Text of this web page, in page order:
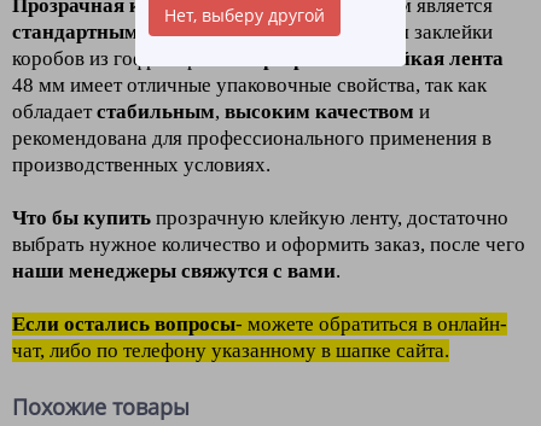
Нет, выберу другой
Прозрачная клейкая лента
шириной 48 мм является
стандартным инаиболее популярным
для заклейки
коробов из гофрокартона.
Прозрачная клейкая лента
48 мм имеет отличные упаковочные свойства, так как
обладаетстабильным, высоким качеством и
рекомендована для профессионального применения в
производственных условиях.
Что бы купить прозрачную клейкую ленту, достаточно
выбрать нужное количество и оформить заказ, после чего
наши менеджеры свяжутся с вами.
Если остались вопросы- можете обратиться в онлайн-
чат, либо по телефону указанному в шапке сайта.
Похожие товары